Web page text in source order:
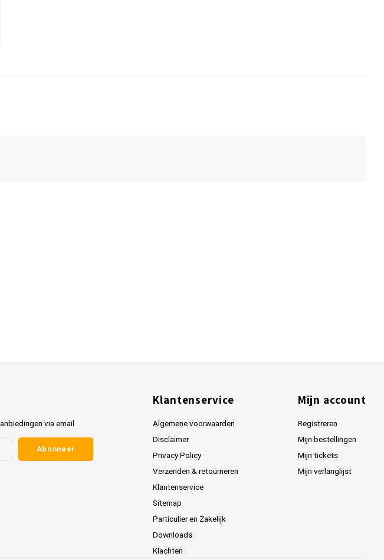
via email
Abonneer
Klantenservice
Algemene voorwaarden
Disclaimer
Privacy Policy
Verzenden & retourneren
Klantenservice
Sitemap
Particulier en Zakelijk
Downloads
Klachten
Mijn account
Registreren
Mijn bestellingen
Mijn tickets
Mijn verlanglijst